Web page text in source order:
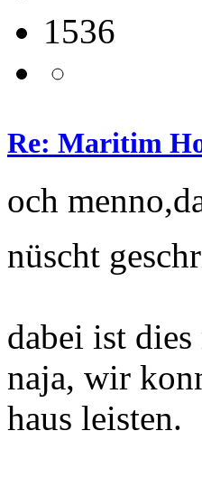
1536
Re: Maritim
och
nüscht
dabei ist
naja, wir
haus leisten.